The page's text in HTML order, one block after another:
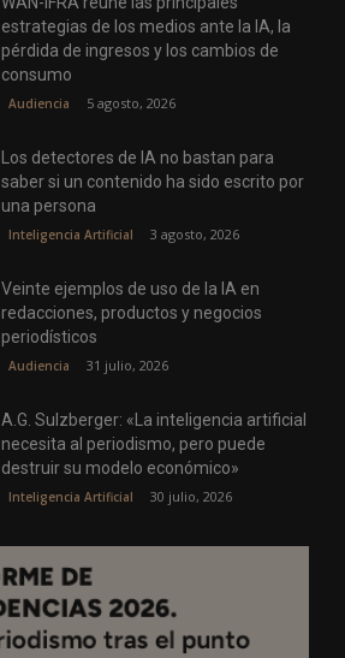
estrategias de los medios ante la IA, la
pérdida de ingresos y los cambios de
consumo
Audiencia 5 agosto, 2026
Los detectores de IA no bastan para
saber si un contenido ha sido escrito por
una persona
Inteligencia Artificial 3 agosto, 2026
Veinte ejemplos de uso de la IA en
redacciones, productos y negocios
periodísticos
Audiencia 31 julio, 2026
A.G. Sulzberger: «La inteligencia artificial
necesita al periodismo, pero puede
destruir su modelo económico»
Inteligencia Artificial 30 julio, 2026